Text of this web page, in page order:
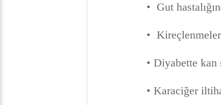
• Gut
•
• Diyabette kan
• Karaciğer